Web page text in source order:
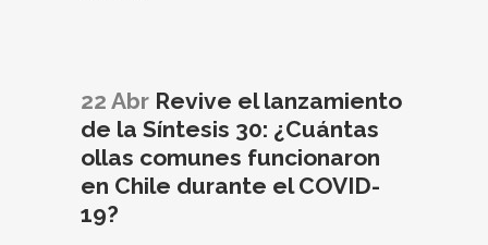
22 Abr Revive el lanzamiento
de la Síntesis 30: ¿Cuántas
ollas comunes funcionaron
en Chile durante el COVID-
19?